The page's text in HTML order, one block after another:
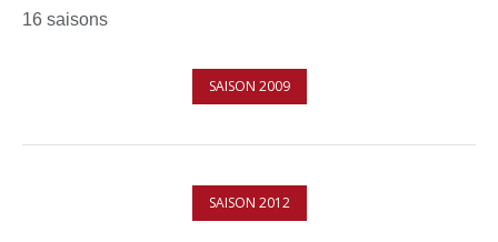
16 saisons
SAISON 2009
SAISON 2012